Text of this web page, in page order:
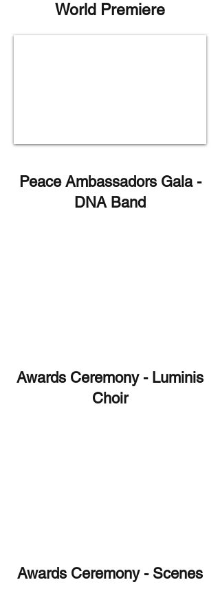
World Premiere
Peace Ambassadors Gala -
DNA Band
Awards Ceremony - Luminis
Choir
Awards Ceremony - Scenes